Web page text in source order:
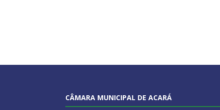
CÂMARA MUNICIPAL DE ACARÁ